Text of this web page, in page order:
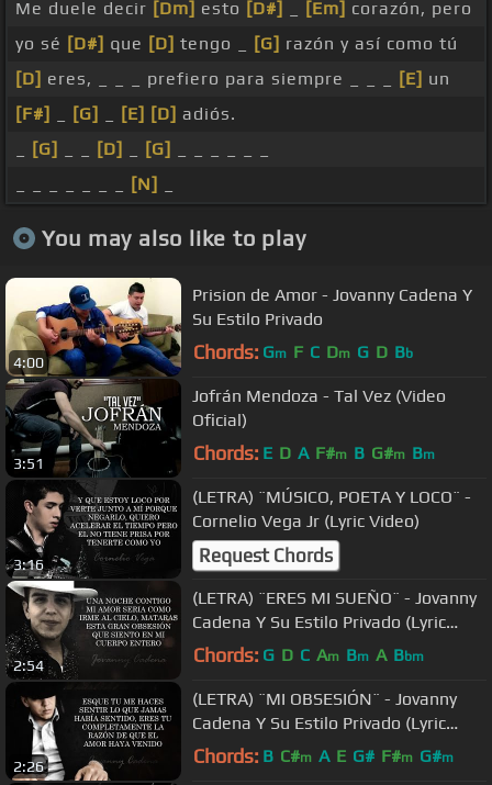
Me duele decir [Dm] esto [D#] [Em] corazón, pero
yo sé [D#] que [D] tengo _ [G] razón y así como tú
[D] eres, _ _ _ prefiero para siempre _ _ _ [E] un
[F#]
[G] [E] [D] adiós.
[G] [D] [G]
[N]
You may also like to play
4:00
Prision de Amor - Jovanny Cadena Y
Su Estilo Privado
Chords: Gm F C Dm G D Bb
3:51
Jofrán Mendoza - Tal Vez (Video
Oficial)
Chords: E D A F#m B G#m Bm
3:16
(LETRA) ¨MÚSICO, POETA Y LOCO¨ -
Cornelio Vega Jr (Lyric Video)
Request Chords
2:54
(LETRA) ¨ERES MI SUEÑO¨ - Jovanny
Cadena Y Su Estilo Privado (Lyric
Video) (2017)
Chords: G D C Am Bm A Bbm
2:26
(LETRA) ¨MI OBSESIÓN¨ - Jovanny
Cadena Y Su Estilo Privado (Lyric
Video)
Chords: B C#m A E G# F#m G#m